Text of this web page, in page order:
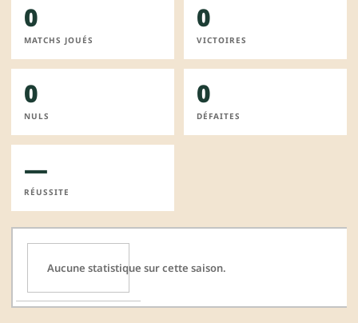
0
MATCHS JOUÉS
0
VICTOIRES
0
NULS
0
DÉFAITES
—
RÉUSSITE
Aucune statistique sur cette saison.